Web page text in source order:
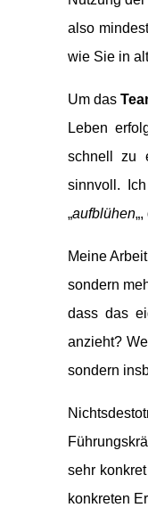
also
wie Sie in
Um das
Leben
schnell zu
sinnvoll.
„aufblühen
Meine
sondern
dass das
anzieht?
sondern
sehr
konkreten